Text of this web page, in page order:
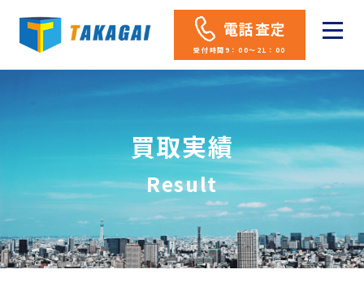
電話査定
受付時間9：00～21：00
買取実績
Result